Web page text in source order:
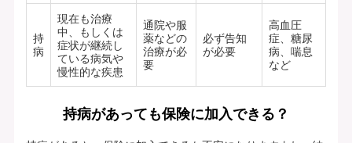
持
病
現在も治療
中、もしくは
症状が継続し
ている病気や
慢性的な疾患
通院や服
薬などの
治療が必
要
必ず告知
が必要
高血圧
症、糖尿
病、喘息
など
持病があっても保険に加入できる？